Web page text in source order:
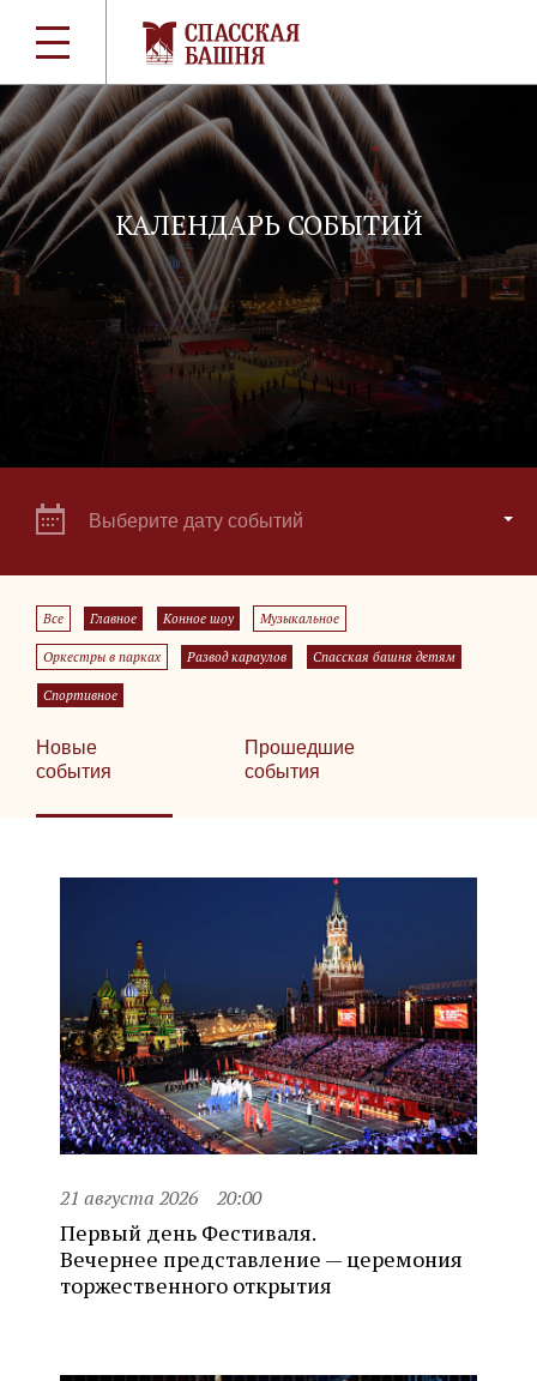
КАЛЕНДАРЬ СОБЫТИЙ
Выберите дату событий
Все Главное Конное шоу Музыкальное
Оркестры в парках Развод караулов Спасская башня детям
Спортивное
Новые
события
Прошедшие
события
21 августа 2026 20:00
Первый день Фестиваля.
Вечернее представление — церемония
торжественного открытия